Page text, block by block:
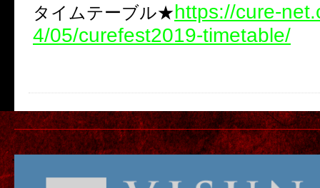
タイムテーブル★https://cure-
4/05/curefest2019-timetable/